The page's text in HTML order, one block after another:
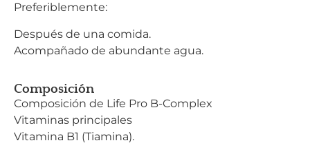
Preferiblemente:
Después de una comida.
Acompañado de abundante agua.
Composición
Composición de Life Pro B-Complex
Vitaminas principales
Vitamina B1 (Tiamina).